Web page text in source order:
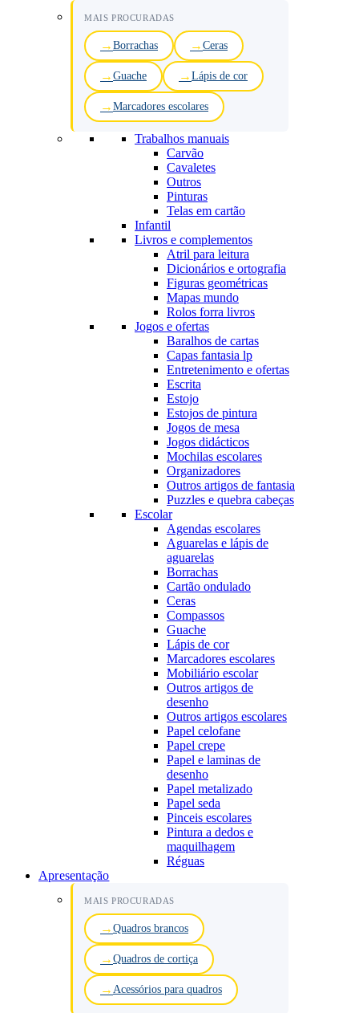
MAIS PROCURADAS
Borrachas Ceras
Guache Lápis de cor
Marcadores escolares
Trabalhos manuais
Carvão
Cavaletes
Outros
Pinturas
Telas em cartão
Infantil
Livros e complementos
Atril para leitura
Dicionários e ortografia
Figuras geométricas
Mapas mundo
Rolos forra livros
Jogos e ofertas
Baralhos de cartas
Capas fantasia lp
Entretenimento e ofertas
Escrita
Estojo
Estojos de pintura
Jogos de mesa
Jogos didácticos
Mochilas escolares
Organizadores
Outros artigos de fantasia
Puzzles e quebra cabeças
Escolar
Agendas escolares
Aguarelas e lápis de
aguarelas
Borrachas
Cartão ondulado
Ceras
Compassos
Guache
Lápis de cor
Marcadores escolares
Mobiliário escolar
Outros artigos de
desenho
Outros artigos escolares
Papel celofane
Papel crepe
Papel e laminas de
desenho
Papel metalizado
Papel seda
Pinceis escolares
Pintura a dedos e
maquilhagem
Réguas
Apresentação
MAIS PROCURADAS
Quadros brancos
Quadros de cortiça
Acessórios para quadros